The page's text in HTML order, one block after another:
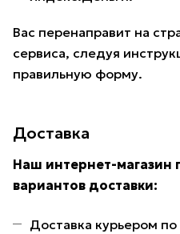
Вас перенаправит на
сервиса, следуя
правильную форму.
Доставка
Наш интернет-магазин
вариантов доставки:
Доставка курьером